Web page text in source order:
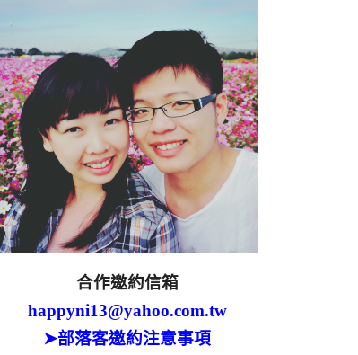
合作邀約信箱
happyni13@yahoo.com.tw
➤部落客邀約注意事項